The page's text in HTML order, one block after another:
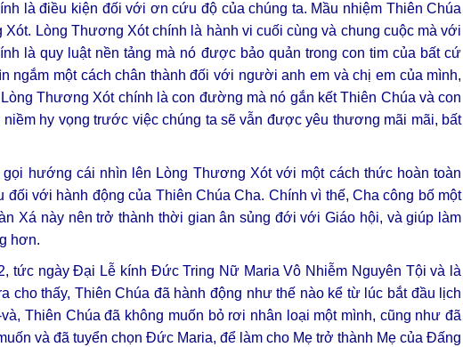
là điều kiện đối với ơn cứu độ của chúng ta. Mầu nhiệm Thiên Chúa
Lòng Thương Xót chính là hành vi cuối cùng và chung cuộc mà với
là quy luật nền tảng mà nó được bảo quản trong con tim của bất cứ
một cách chân thành đối với người anh em và chị em của mình,
Thương Xót chính là con đường mà nó gắn kết Thiên Chúa và con
hy vọng trước việc chúng ta sẽ vẫn được yêu thương mãi mãi, bất
hướng cái nhìn lên Lòng Thương Xót với một cách thức hoàn toàn
với hành động của Thiên Chúa Cha. Chính vì thế, Cha công bố một
Xá này nên trở thành thời gian ân sủng đới với Giáo hội, và giúp làm
hơn.
tức ngày Đại Lễ kính Đức Tring Nữ Maria Vô Nhiễm Nguyên Tội và là
cho thấy, Thiên Chúa đã hành động như thế nào kể từ lúc bắt đầu lịch
Thiên Chúa đã không muốn bỏ rơi nhân loại một mình, cũng như đã
và đã tuyển chọn Đức Maria, để làm cho Mẹ trở thành Mẹ của Đấng